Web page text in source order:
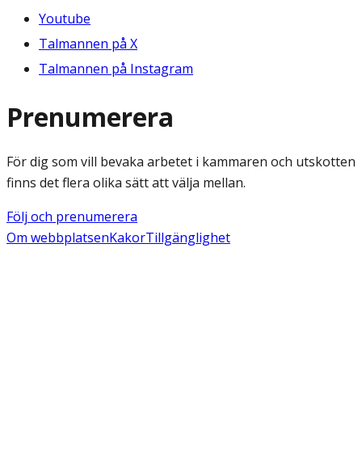
Youtube
Talmannen på X
Talmannen på Instagram
Prenumerera
För dig som vill bevaka arbetet i kammaren och utskotten
finns det flera olika sätt att välja mellan.
Följ och prenumerera
Om webbplatsenKakorTillgänglighet